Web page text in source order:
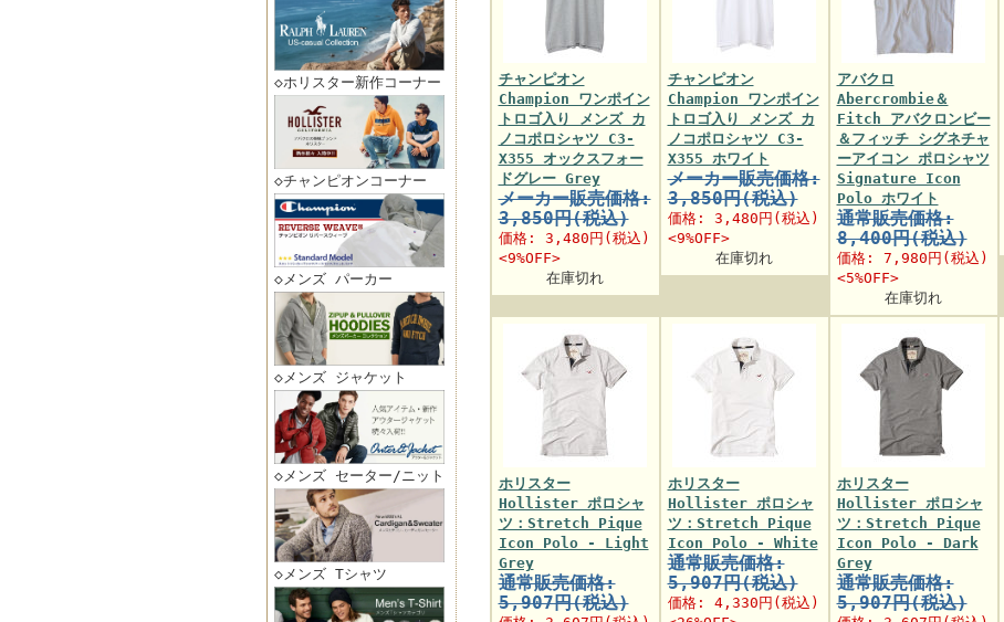
◇ホリスター新作コーナー
◇チャンピオンコーナー
◇メンズ パーカー
◇メンズ ジャケット
◇メンズ セーター/ニット
◇メンズ Tシャツ
チャンピオン
Champion ワンポイン
トロゴ入り メンズ カ
ノコポロシャツ C3-
X355 オックスフォー
ドグレー Grey
メーカー販売価格:
3,850円(税込)
価格: 3,480円 (税込)
<9%OFF>
在庫切れ
チャンピオン
Champion ワンポイン
トロゴ入り メンズ カ
ノコポロシャツ C3-
X355 ホワイト
メーカー販売価格:
3,850円(税込)
価格: 3,480円 (税込)
<9%OFF>
在庫切れ
アバクロ
Abercrombie＆
Fitch アバクロンビー
＆フィッチ シグネチャ
ーアイコン ポロシャツ
Signature Icon
Polo ホワイト
通常販売価格:
8,400円(税込)
価格: 7,980円 (税込)
<5%OFF>
在庫切れ
ホリスター
Hollister ポロシャ
ツ：Stretch Pique
Icon Polo - Light
Grey
通常販売価格:
5,907円(税込)
ホリスター
Hollister ポロシャ
ツ：Stretch Pique
Icon Polo - White
通常販売価格:
5,907円(税込)
価格: 4,330円 (税込)
ホリスター
Hollister ポロシャ
ツ：Stretch Pique
Icon Polo - Dark
Grey
通常販売価格:
5,907円(税込)